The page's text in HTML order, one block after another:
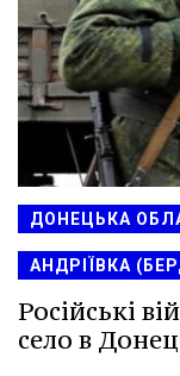
ДОНЕЦЬКА
АНДРІЇВКА
Російські
село в